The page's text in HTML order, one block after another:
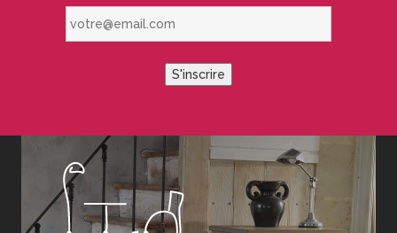
S'inscrire